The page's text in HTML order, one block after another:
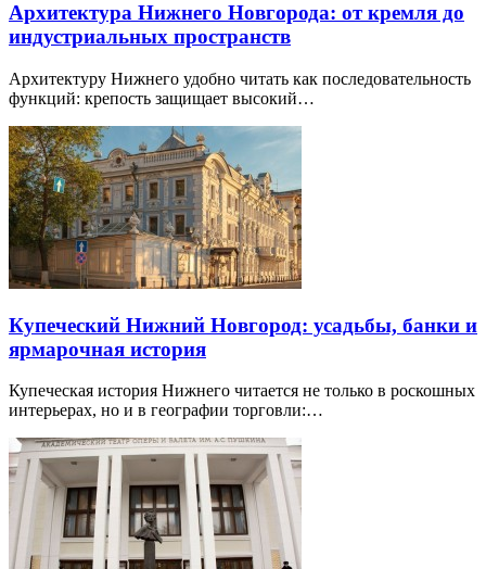
Архитектура Нижнего Новгорода: от кремля до
индустриальных пространств
Архитектуру Нижнего удобно читать как последовательность
функций: крепость защищает высокий…
Купеческий Нижний Новгород: усадьбы, банки и
ярмарочная история
Купеческая история Нижнего читается не только в роскошных
интерьерах, но и в географии торговли:…